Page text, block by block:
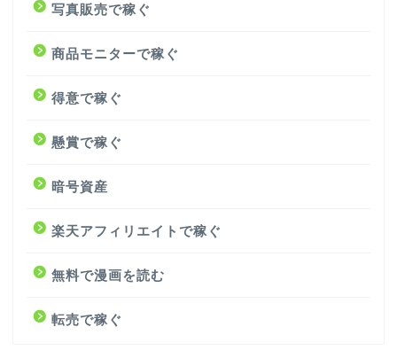
写真販売で稼ぐ
商品モニターで稼ぐ
得意で稼ぐ
懸賞で稼ぐ
暗号資産
楽天アフィリエイトで稼ぐ
無料で漫画を読む
転売で稼ぐ